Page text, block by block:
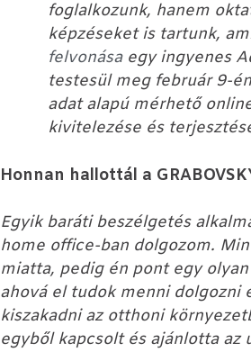
foglalkozunk, hanem
képzéseket is tartunk,
felvonásaegy ingyenes
testesül meg február 9-
adat alapú mérhető
kivitelezése és
Honnan hallottál a
Egyik baráti beszélgetés
home office-ban dolgozom.
miatta, pedig én pont egy
ahová el tudok menni dolgozni
kiszakadni az otthoni
egyből kapcsolt és ajánlotta az